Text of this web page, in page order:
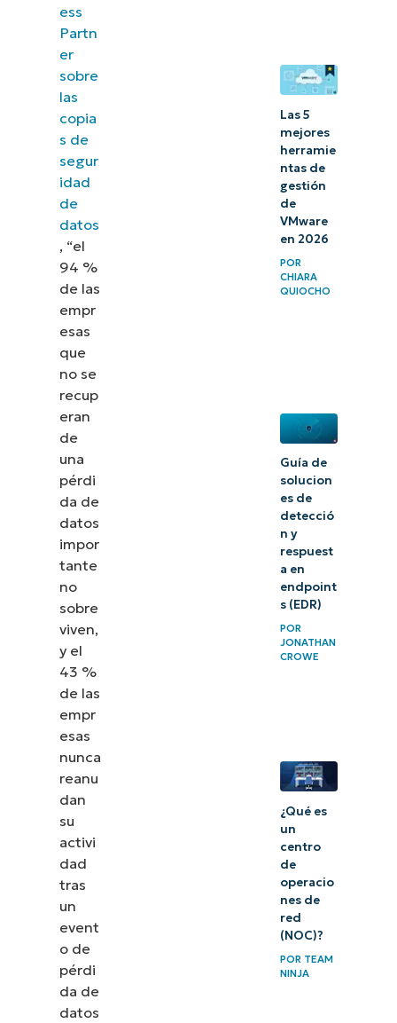
funciona la
protección
Cinco
de datos
de
protección
Protege
tus datos
ess
Partn
er
sobre
las
copia
s de
segur
idad
de
datos
, “el
94 %
de las
empr
esas
que
no se
recup
eran
de
una
pérdi
da de
datos
impor
tante
no
sobre
viven,
y el
43 %
de las
empr
esas
nunca
reanu
dan
su
activi
dad
tras
un
event
o de
pérdi
da de
datos
Las 5
mejores
herramie
ntas de
gestión
de
VMware
en 2026
POR
CHIARA
QUIOCHO
Guía de
solucion
es de
detecció
n y
respuest
a en
endpoint
s (EDR)
POR
JONATHAN
CROWE
¿Qué es
un
centro
de
operacio
nes de
red
(NOC)?
PORTEAM
NINJA